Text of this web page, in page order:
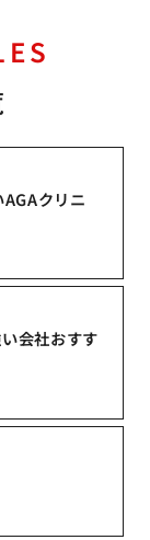
クリニ
会社おすす